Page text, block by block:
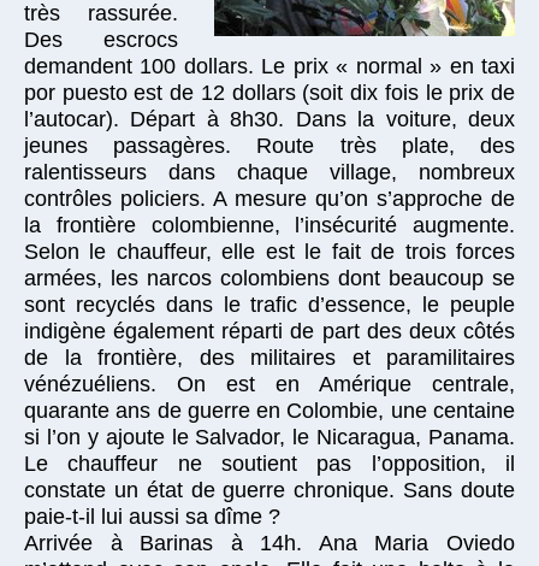
très rassurée.
Des escrocs
demandent 100 dollars. Le prix « normal » en taxi
por puesto est de 12 dollars (soit dix fois le prix de
l’autocar). Départ à 8h30. Dans la voiture, deux
jeunes passagères. Route très plate, des
ralentisseurs dans chaque village, nombreux
contrôles policiers. A mesure qu’on s’approche de
la frontière colombienne, l’insécurité augmente.
Selon le chauffeur, elle est le fait de trois forces
armées, les narcos colombiens dont beaucoup se
sont recyclés dans le trafic d’essence, le peuple
indigène également réparti de part des deux côtés
de la frontière, des militaires et paramilitaires
vénézuéliens. On est en Amérique centrale,
quarante ans de guerre en Colombie, une centaine
si l’on y ajoute le Salvador, le Nicaragua, Panama.
Le chauffeur ne soutient pas l’opposition, il
constate un état de guerre chronique. Sans doute
paie-t-il lui aussi sa dîme ?
Arrivée à Barinas à 14h. Ana Maria Oviedo